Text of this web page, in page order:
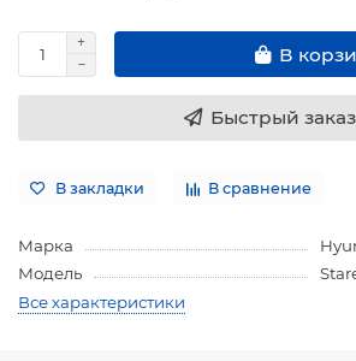
В
Быстрый заказ
В закладки В сравнение
Марка
Модель
Все характеристики